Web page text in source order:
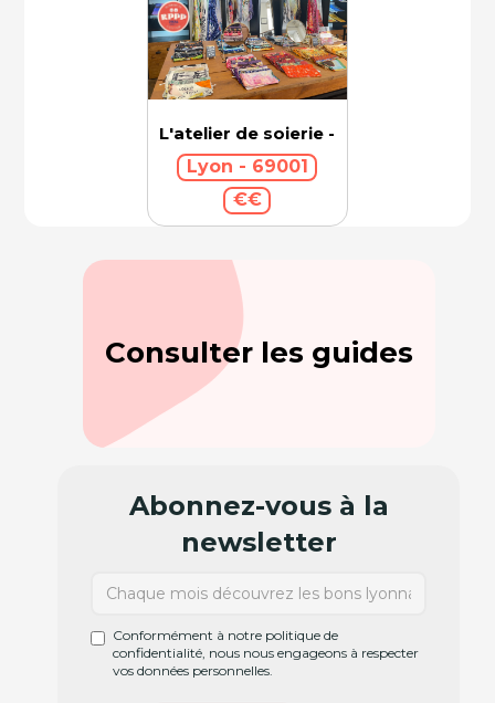
L'atelier de soierie - Brochier Soieries
Lyon - 69001
€€
Consulter les guides
Abonnez-vous à la
newsletter
Conformément à notre politique de
confidentialité, nous nous engageons à respecter
vos données personnelles.